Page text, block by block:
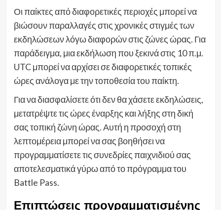
Οι παίκτες από διαφορετικές περιοχές μπορεί να
βιώσουν παραλλαγές στις χρονικές στιγμές των
εκδηλώσεων λόγω διαφορών στις ζώνες ώρας. Για
παράδειγμα, μια εκδήλωση που ξεκινά στις 10 π.μ.
UTC μπορεί να αρχίσει σε διαφορετικές τοπικές
ώρες ανάλογα με την τοποθεσία του παίκτη.
Για να διασφαλίσετε ότι δεν θα χάσετε εκδηλώσεις,
μετατρέψτε τις ώρες έναρξης και λήξης στη δική
σας τοπική ζώνη ώρας. Αυτή η προσοχή στη
λεπτομέρεια μπορεί να σας βοηθήσει να
προγραμματίσετε τις συνεδρίες παιχνιδιού σας
αποτελεσματικά γύρω από το πρόγραμμα του
Battle Pass.
Επιπτώσεις προγραμματισμένης